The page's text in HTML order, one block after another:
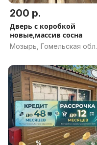
200 р.
Дверь с коробкой
новые,массив сосна
Мозырь, Гомельская обл.